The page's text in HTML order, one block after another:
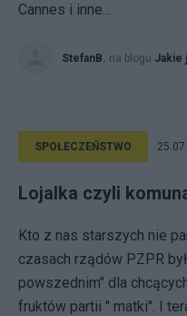
Cannes i inne...
StefanB. na blogu Jakie
SPOŁECZEŃSTWO
Lojalka czyli
Kto z nas starszych nie
czasach rządów PZPR
powszednim" dla
fruktów partii " matki". I